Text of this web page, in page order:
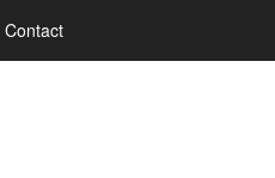
Contact